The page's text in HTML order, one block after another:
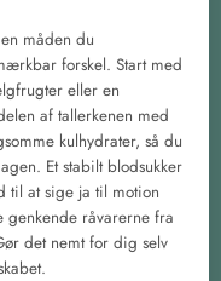
måden du
forskel. Start med
eller en
af tallerkenen med
kulhydrater, så du
Et stabilt blodsukker
til at sige ja til motion
genkende råvarerne fra
det nemt for dig selv